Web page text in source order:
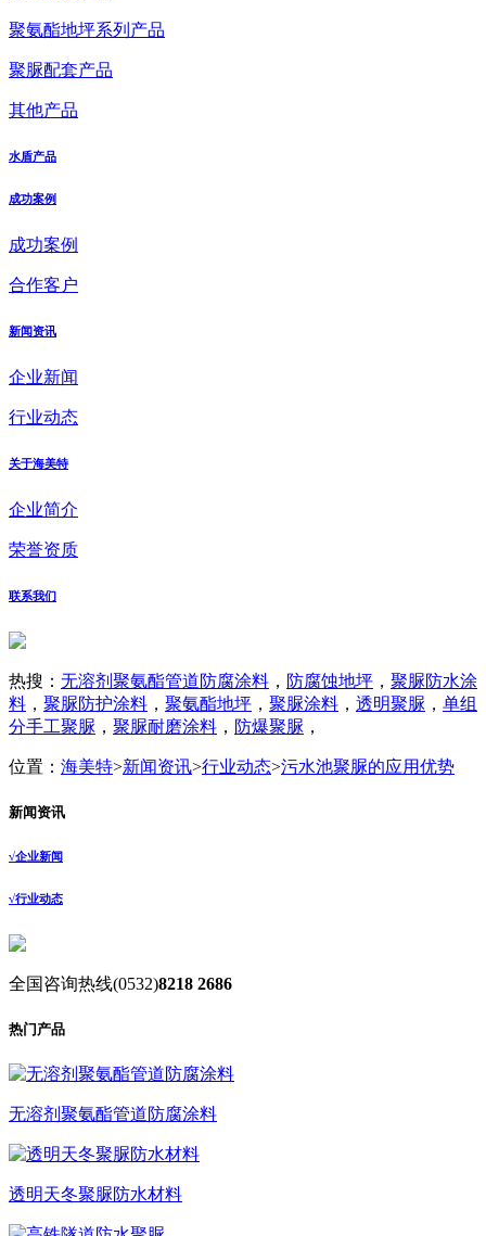
聚氨酯地坪系列产品
聚脲配套产品
其他产品
水盾产品
成功案例
成功案例
合作客户
新闻资讯
企业新闻
行业动态
关于海美特
企业简介
荣誉资质
联系我们
热搜： 无溶剂聚氨酯管道防腐涂料 ， 防腐蚀地坪 ， 聚脲防水涂
料 ， 聚脲防护涂料 ， 聚氨酯地坪 ， 聚脲涂料 ， 透明聚脲 ， 单组
分手工聚脲 ， 聚脲耐磨涂料 ， 防爆聚脲 ，
位置： 海美特>新闻资讯>行业动态>污水池聚脲的应用优势
新闻资讯
√企业新闻
√行业动态
全国咨询热线(0532)8218 2686
热门产品
无溶剂聚氨酯管道防腐涂料
透明天冬聚脲防水材料